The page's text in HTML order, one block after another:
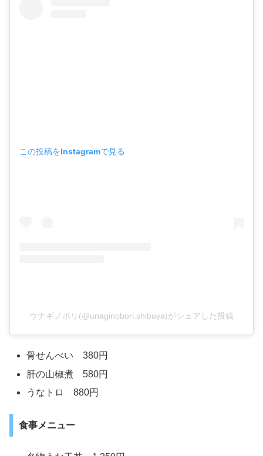
この投稿をInstagramで見る
ウナギノボリ(@unaginobori.shibuya)がシェアした投稿
骨せんべい 380円
肝の山椒煮 580円
うなトロ 880円
食事メニュー